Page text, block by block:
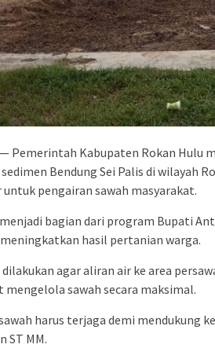
Pemerintah Kabupaten Rokan Hulu
Bendung Sei Palis di wilayah
pengairan sawah masyarakat.
bagian dari program Bupati
hasil pertanian warga.
agar aliran air ke area
mengelola sawah secara maksimal.
harus terjaga demi mendukung
ST MM.